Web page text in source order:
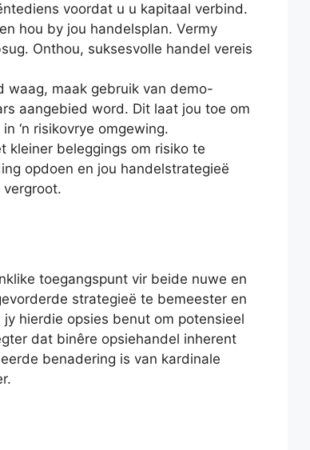
voordat u u kapitaal verbind.
hou by jou handelsplan. Vermy
Onthou, suksesvolle handel vereis
waag, maak gebruik van demo-
aangebied word. Dit laat jou toe om
‘n risikovrye omgewing.
kleiner beleggings om risiko te
opdoen en jou handelstrategieë
toegangspunt vir beide nuwe en
strategieë te bemeester en
hierdie opsies benut om potensieel
dat binêre opsiehandel inherent
benadering is van kardinale